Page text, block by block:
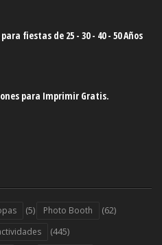
fiestas de 25 - 30 - 40 - 50 Años
para Imprimir Gratis.
(5) Photo Booth (62)
(445)